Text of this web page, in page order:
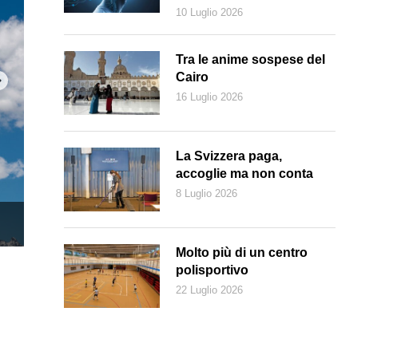
10 Luglio 2026
Tra le anime sospese del
Cairo
16 Luglio 2026
La Svizzera paga,
accoglie ma non conta
8 Luglio 2026
Molto più di un centro
polisportivo
22 Luglio 2026